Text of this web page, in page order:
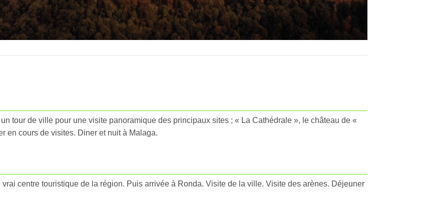
tour de ville pour une visite panoramique des principaux sites ; « La Cathédrale », le château de «
en cours de visites. Diner et nuit à Malaga.
centre touristique de la région. Puis arrivée à Ronda. Visite de la ville. Visite des arènes. Déjeuner